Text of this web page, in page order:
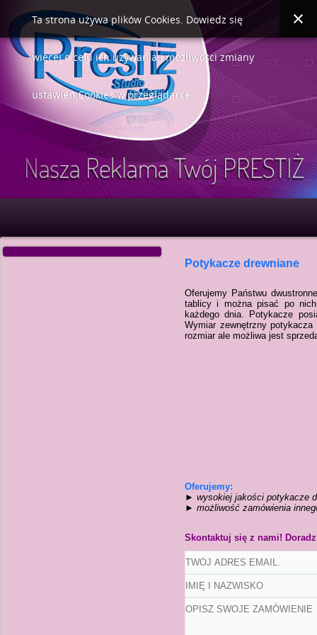
Potykacze drewniane
Oferujemy Państwu
tablicy i można pisać po
każdego dnia. Potykacze
Wymiar zewnętrzny
rozmiar ale możliwa jest
Oferujemy:
► wysokiej jakości potykacze
► możliwość zamówienia
Skontaktuj się z nami!
Ta strona używa plików Cookies. Dowiedz się
więcej o celu ich używania i możliwości zmiany
ustawień Cookies w przeglądarce.